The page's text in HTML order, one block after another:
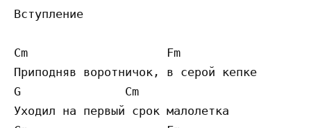
Вступление
Cm                    Fm
Приподняв воротничок, в серой кепке
G               Cm
Уходил на первый срок малолетка